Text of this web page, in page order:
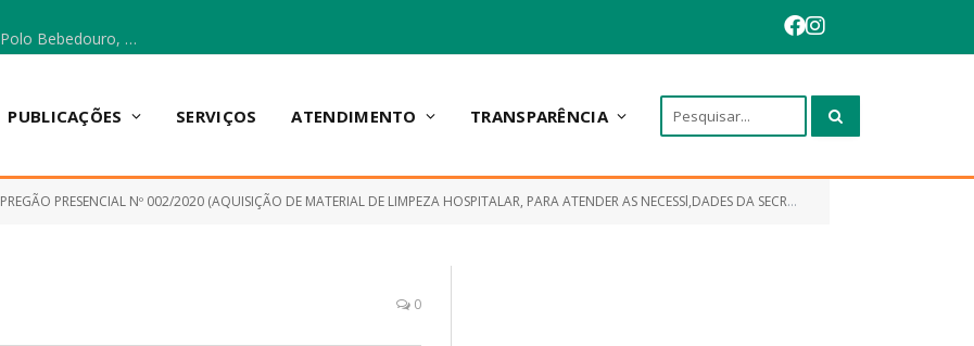
Escola Municipal Vicentina Vieira dos Santos, no Polo Bebedouro, recebeu materiais para a implantação do Cantinho da Leitura e da Sala Multidisciplinar.
PUBLICAÇÕES SERVIÇOS ATENDIMENTO TRANSPARÊNCIA
PREGÃO PRESENCIAL Nº 002/2020 (AQUISIÇÃO DE MATERIAL DE LIMPEZA HOSPITALAR, PARA ATENDER AS NECESSl,DADES DA SECRETARIA MUNICIPAL DE SAÚDE DE INTERESSE DO MUNICÍPIO DE SANTA QUITÉRIA/MA)
0